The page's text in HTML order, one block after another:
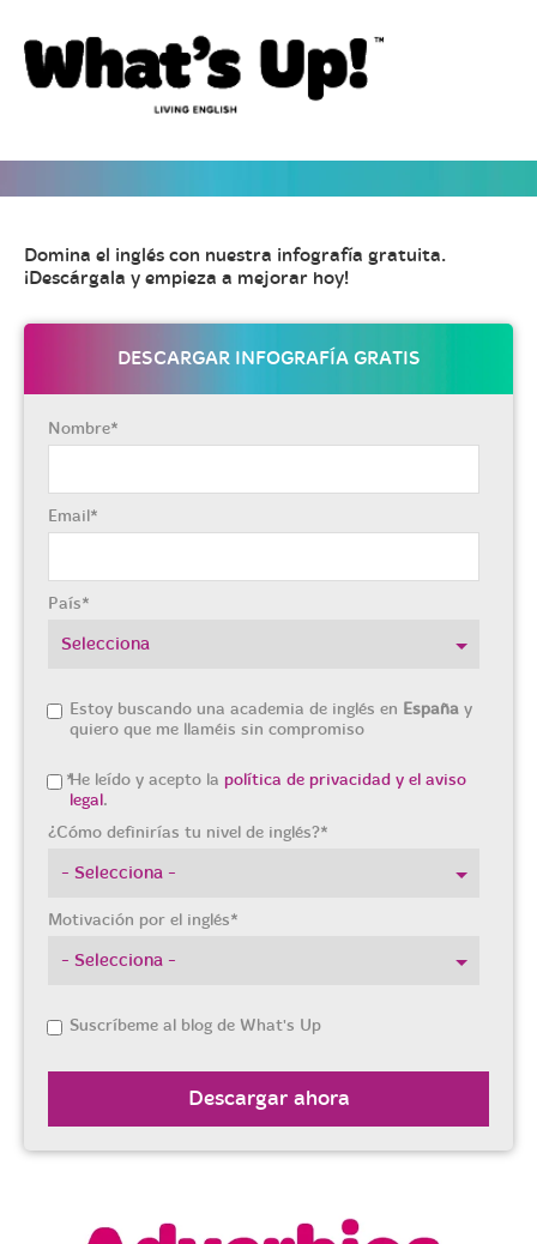
Domina el inglés con nuestra infografía gratuita.
¡Descárgala y empieza a mejorar hoy!
DESCARGAR INFOGRAFÍA GRATIS
Nombre*
Email*
País*
Estoy buscando una academia de inglés en España y
quiero que me llaméis sin compromiso
He leído y acepto la política de privacidad y el aviso
legal.
*
¿Cómo definirías tu nivel de inglés?*
Motivación por el inglés*
Suscríbeme al blog de What's Up